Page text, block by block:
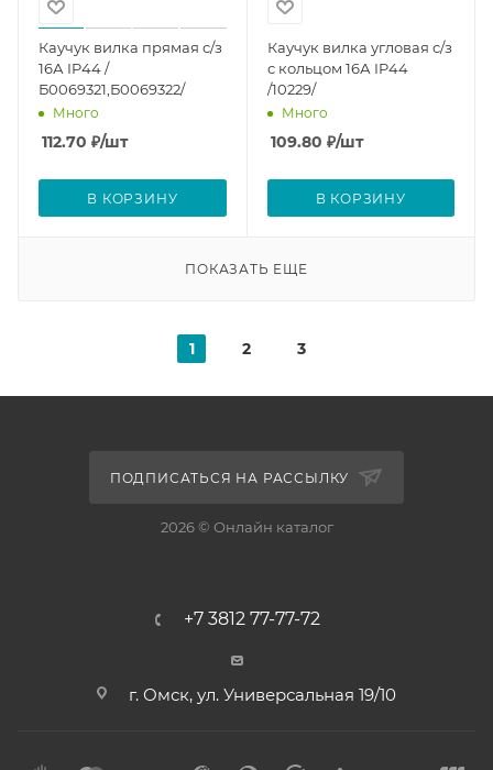
Каучук вилка прямая с/з
16А IP44 /
Б0069321,Б0069322/
Много
112.70 ₽/шт
В КОРЗИНУ
Каучук вилка угловая с/з
с кольцом 16А IP44
/10229/
Много
109.80 ₽/шт
В КОРЗИНУ
ПОКАЗАТЬ ЕЩЕ
1 2 3
ПОДПИСАТЬСЯ НА РАССЫЛКУ
2026 © Онлайн каталог
+7 3812 77-77-72
г. Омск, ул. Универсальная 19/10